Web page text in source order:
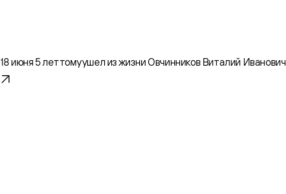
18 июня 5 лет тому ушел из жизни Овчинников Виталий Иванович